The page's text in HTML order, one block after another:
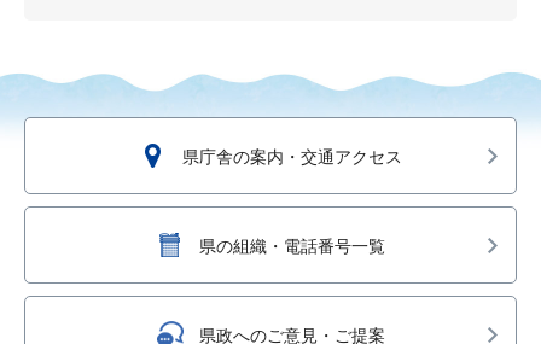
県庁舎の案内・交通アクセス
県の組織・電話番号一覧
県政へのご意見・ご提案